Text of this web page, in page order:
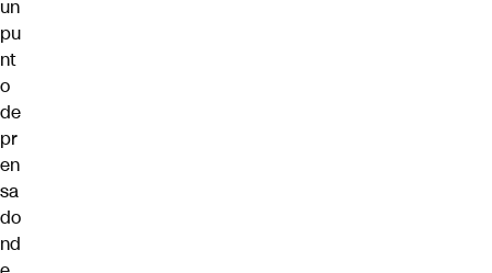
un
pu
nt
o
de
pr
en
sa
do
nd